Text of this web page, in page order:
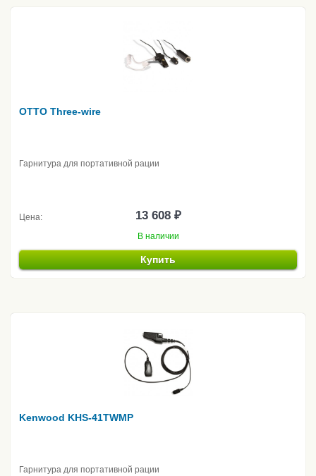
OTTO Three-wire
Гарнитура для портативной рации
Цена: 13 608 ₽
В наличии
Купить
Kenwood KHS-41TWMP
Гарнитура для портативной рации